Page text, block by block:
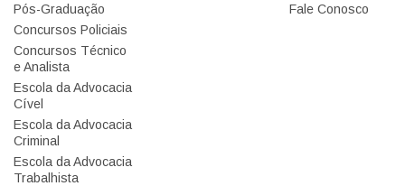
Pós-Graduação
Concursos Policiais
Concursos Técnico
e Analista
Escola da Advocacia
Cível
Escola da Advocacia
Criminal
Escola da Advocacia
Trabalhista
Fale Conosco